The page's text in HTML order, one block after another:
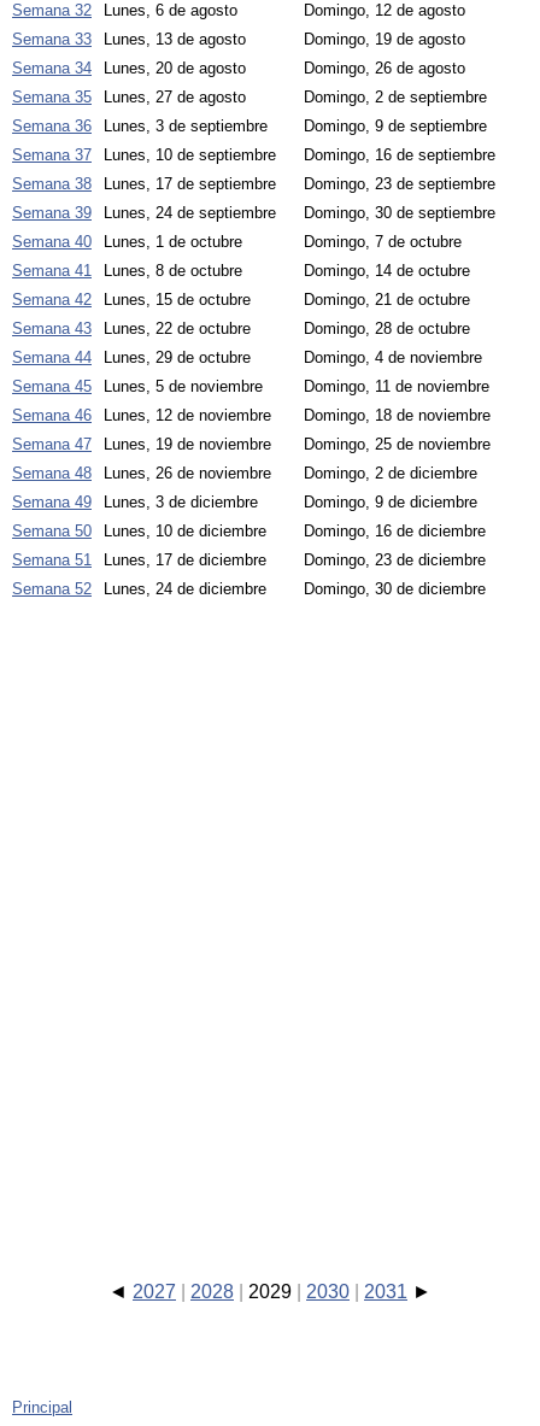
Semana 32
Lunes, 6 de agosto
Domingo, 12 de agosto
Semana 33
Lunes, 13 de agosto
Domingo, 19 de agosto
Semana 34
Lunes, 20 de agosto
Domingo, 26 de agosto
Semana 35
Lunes, 27 de agosto
Domingo, 2 de septiembre
Semana 36
Lunes, 3 de septiembre
Domingo, 9 de septiembre
Semana 37
Lunes, 10 de septiembre
Domingo, 16 de septiembre
Semana 38
Lunes, 17 de septiembre
Domingo, 23 de septiembre
Semana 39
Lunes, 24 de septiembre
Domingo, 30 de septiembre
Semana 40
Lunes, 1 de octubre
Domingo, 7 de octubre
Semana 41
Lunes, 8 de octubre
Domingo, 14 de octubre
Semana 42
Lunes, 15 de octubre
Domingo, 21 de octubre
Semana 43
Lunes, 22 de octubre
Domingo, 28 de octubre
Semana 44
Lunes, 29 de octubre
Domingo, 4 de noviembre
Semana 45
Lunes, 5 de noviembre
Domingo, 11 de noviembre
Semana 46
Lunes, 12 de noviembre
Domingo, 18 de noviembre
Semana 47
Lunes, 19 de noviembre
Domingo, 25 de noviembre
Semana 48
Lunes, 26 de noviembre
Domingo, 2 de diciembre
Semana 49
Lunes, 3 de diciembre
Domingo, 9 de diciembre
Semana 50
Lunes, 10 de diciembre
Domingo, 16 de diciembre
Semana 51
Lunes, 17 de diciembre
Domingo, 23 de diciembre
Semana 52
Lunes, 24 de diciembre Domingo, 30 de diciembre
2027 2028 2029 2030 2031
Principal